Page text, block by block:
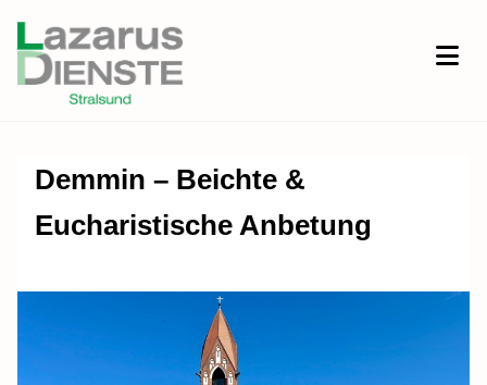
Demmin – Beichte &
Eucharistische Anbetung